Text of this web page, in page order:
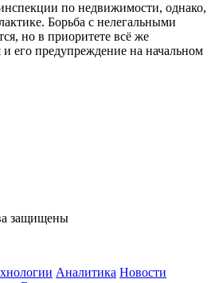
по недвижимости, однако,
Борьба с нелегальными
но в приоритете всё же
его предупреждение на начальном
защищены
Аналитика Новости